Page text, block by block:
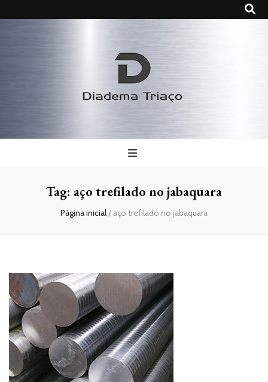
Diadema
Triaço
Tag: aço trefilado no jabaquara
Página inicial/ aço trefilado no jabaquara